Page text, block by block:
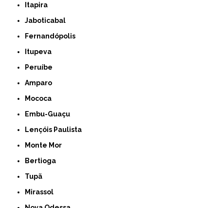
Itapira
Jaboticabal
Fernandópolis
Itupeva
Peruíbe
Amparo
Mococa
Embu-Guaçu
Lençóis Paulista
Monte Mor
Bertioga
Tupã
Mirassol